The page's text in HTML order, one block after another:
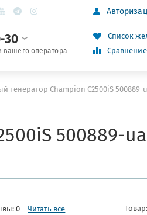
30
вашего оператора
Список
Сравнение
генератор Champion C2500iS 500889-
500889-ua
0 Читать все Товар: